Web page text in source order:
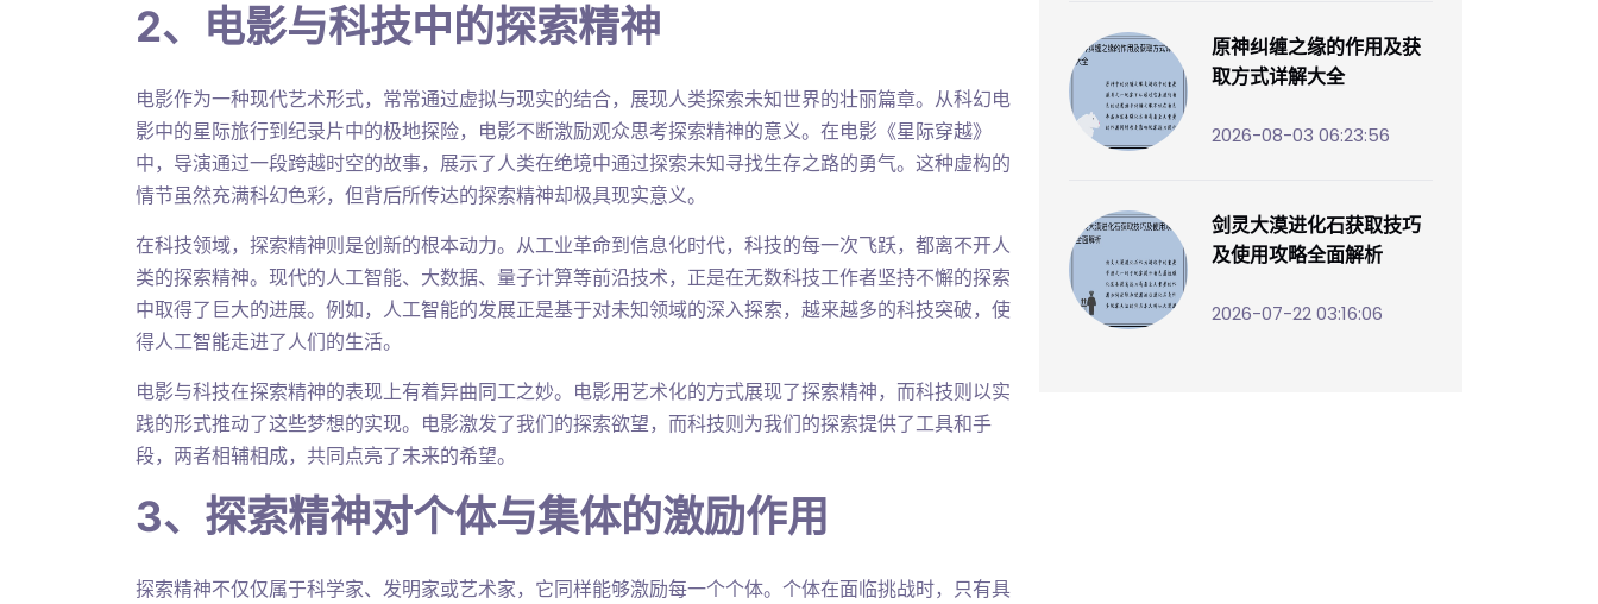
2、电影与科技中的探索精神
电影作为一种现代艺术形式，常常通过虚拟与现实的结合，展现人类探索未知世界的壮丽篇章。从科幻电
影中的星际旅行到纪录片中的极地探险，电影不断激励观众思考探索精神的意义。在电影《星际穿越》
中，导演通过一段跨越时空的故事，展示了人类在绝境中通过探索未知寻找生存之路的勇气。这种虚构的
情节虽然充满科幻色彩，但背后所传达的探索精神却极具现实意义。
在科技领域，探索精神则是创新的根本动力。从工业革命到信息化时代，科技的每一次飞跃，都离不开人
类的探索精神。现代的人工智能、大数据、量子计算等前沿技术，正是在无数科技工作者坚持不懈的探索
中取得了巨大的进展。例如，人工智能的发展正是基于对未知领域的深入探索，越来越多的科技突破，使
得人工智能走进了人们的生活。
电影与科技在探索精神的表现上有着异曲同工之妙。电影用艺术化的方式展现了探索精神，而科技则以实
践的形式推动了这些梦想的实现。电影激发了我们的探索欲望，而科技则为我们的探索提供了工具和手
段，两者相辅相成，共同点亮了未来的希望。
3、探索精神对个体与集体的激励作用
探索精神不仅仅属于科学家、发明家或艺术家，它同样能够激励每一个个体。个体在面临挑战时，只有具
原神纠缠之缘的作用及获
取方式详解大全
2026-08-03 06:23:56
剑灵大漠进化石获取技巧
及使用攻略全面解析
2026-07-22 03:16:06